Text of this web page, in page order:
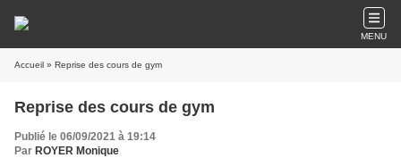
MENU
Accueil » Reprise des cours de gym
Reprise des cours de gym
Publié le 06/09/2021 à 19:14
Par ROYER Monique